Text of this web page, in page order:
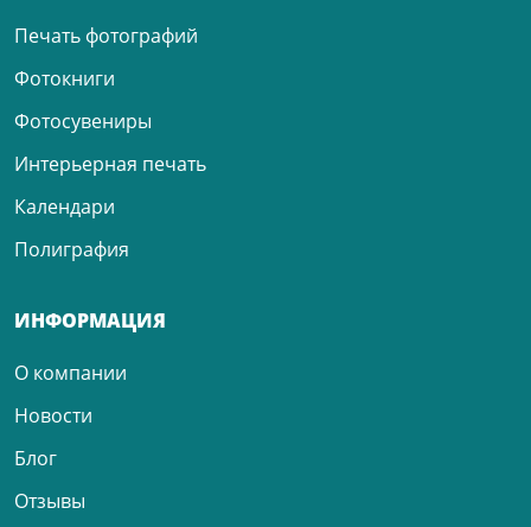
Печать фотографий
Фотокниги
Фотосувениры
Интерьерная печать
Календари
Полиграфия
ИНФОРМАЦИЯ
О компании
Новости
Блог
Отзывы